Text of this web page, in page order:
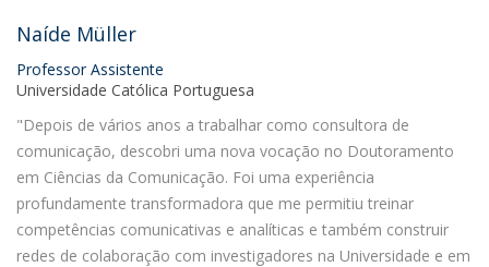
Naíde Müller
Professor Assistente
Universidade Católica Portuguesa
"Depois de vários anos a trabalhar como consultora de
comunicação, descobri uma nova vocação no Doutoramento
em Ciências da Comunicação. Foi uma experiência
profundamente transformadora que me permitiu treinar
competências comunicativas e analíticas e também construir
redes de colaboração com investigadores na Universidade e em